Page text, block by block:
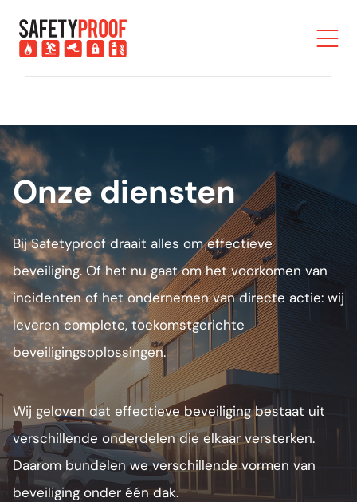
Onze diensten
Bij Safetyproof draait alles om effectieve
beveiliging. Of het nu gaat om het voorkomen van
incidenten of het ondernemen van directe actie: wij
leveren complete, toekomstgerichte
beveiligingsoplossingen.
Wij geloven dat effectieve beveiliging bestaat uit
verschillende onderdelen die elkaar versterken.
Daarom bundelen we verschillende vormen van
beveiliging onder één dak.